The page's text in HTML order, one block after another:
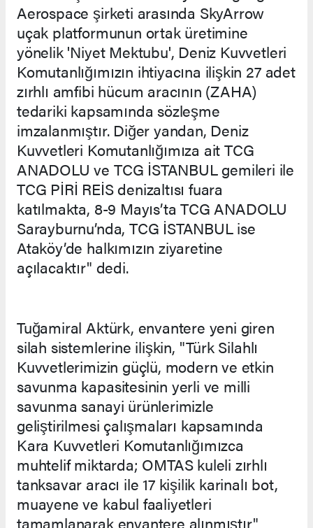
Aerospace şirketi arasında SkyArrow
uçak platformunun ortak üretimine
yönelik 'Niyet Mektubu', Deniz Kuvvetleri
Komutanlığımızın ihtiyacına ilişkin 27 adet
zırhlı amfibi hücum aracının (ZAHA)
tedariki kapsamında sözleşme
imzalanmıştır. Diğer yandan, Deniz
Kuvvetleri Komutanlığımıza ait TCG
ANADOLU ve TCG İSTANBUL gemileri ile
TCG PİRİ REİS denizaltısı fuara
katılmakta, 8-9 Mayıs’ta TCG ANADOLU
Sarayburnu’nda, TCG İSTANBUL ise
Ataköy’de halkımızın ziyaretine
açılacaktır" dedi.
Tuğamiral Aktürk, envantere yeni giren
silah sistemlerine ilişkin, "Türk Silahlı
Kuvvetlerimizin güçlü, modern ve etkin
savunma kapasitesinin yerli ve milli
savunma sanayi ürünlerimizle
geliştirilmesi çalışmaları kapsamında
Kara Kuvvetleri Komutanlığımızca
muhtelif miktarda; OMTAS kuleli zırhlı
tanksavar aracı ile 17 kişilik karinalı bot,
muayene ve kabul faaliyetleri
tamamlanarak envantere alınmıştır"